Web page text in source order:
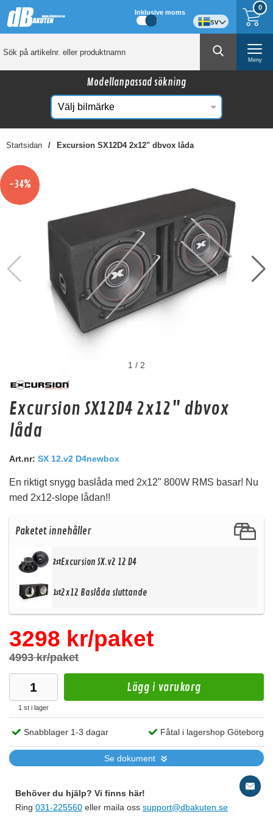
0
Inklusive moms
sv
Meny
Modellanpassad sökning
Startsidan Excursion SX12D4 2x12" dbvox låda
Kanske någon av dessa produkter kan intressera
dig?
Master Audio 250-10
Polyester kondensator 10uF 250V
-34%
1 / 2
Excursion SX12D4 2x12" dbvox
låda
Art.nr: SX 12.v2 D4newbox
En riktigt snygg baslåda med 2x12" 800W RMS basar! Nu
med 2x12-slope lådan!!
Paketet innehåller
2stExcursion SX.v2 12 D4
1st2x12 Baslåda sluttande
3298 kr/paket
4993 kr/paket
1 st i lager
Lägg i varukorg
Snabblager 1-3 dagar Fåtal i lagershop Göteborg
Se dokument
Behöver du hjälp? Vi finns här!
Ring 031-225560 eller maila oss support@dbakuten.se